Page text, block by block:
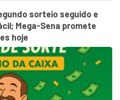
sorteio seguido e
Mega-Sena promete
hoje